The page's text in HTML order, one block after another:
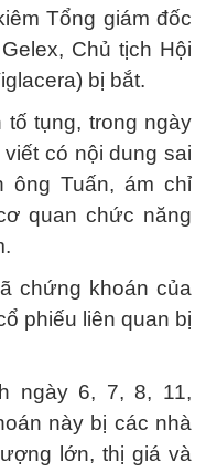
Tổng giám đốc
Chủ tịch Hội
bị bắt.
tụng, trong ngày
có nội dung sai
ông Tuấn, ám chỉ
quan chức năng
chứng khoán của
phiếu liên quan bị
ngày 6, 7, 8, 11,
này bị các nhà
lớn, thị giá và